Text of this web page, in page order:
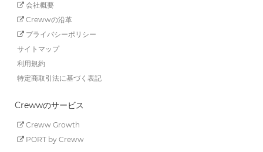
会社概要
Crewwの沿革
プライバシーポリシー
サイトマップ
利用規約
特定商取引法に基づく表記
Crewwのサービス
Creww Growth
PORT by Creww